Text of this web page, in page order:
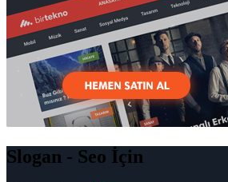
Slogan - Seo İçin